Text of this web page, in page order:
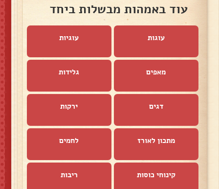
עוד באמהות מבשלות ביחד
עוגות עוגיות
מאפים גלידות
דגים ירקות
מתכון לאורז לחמים
קינוחי כוסות ריבות